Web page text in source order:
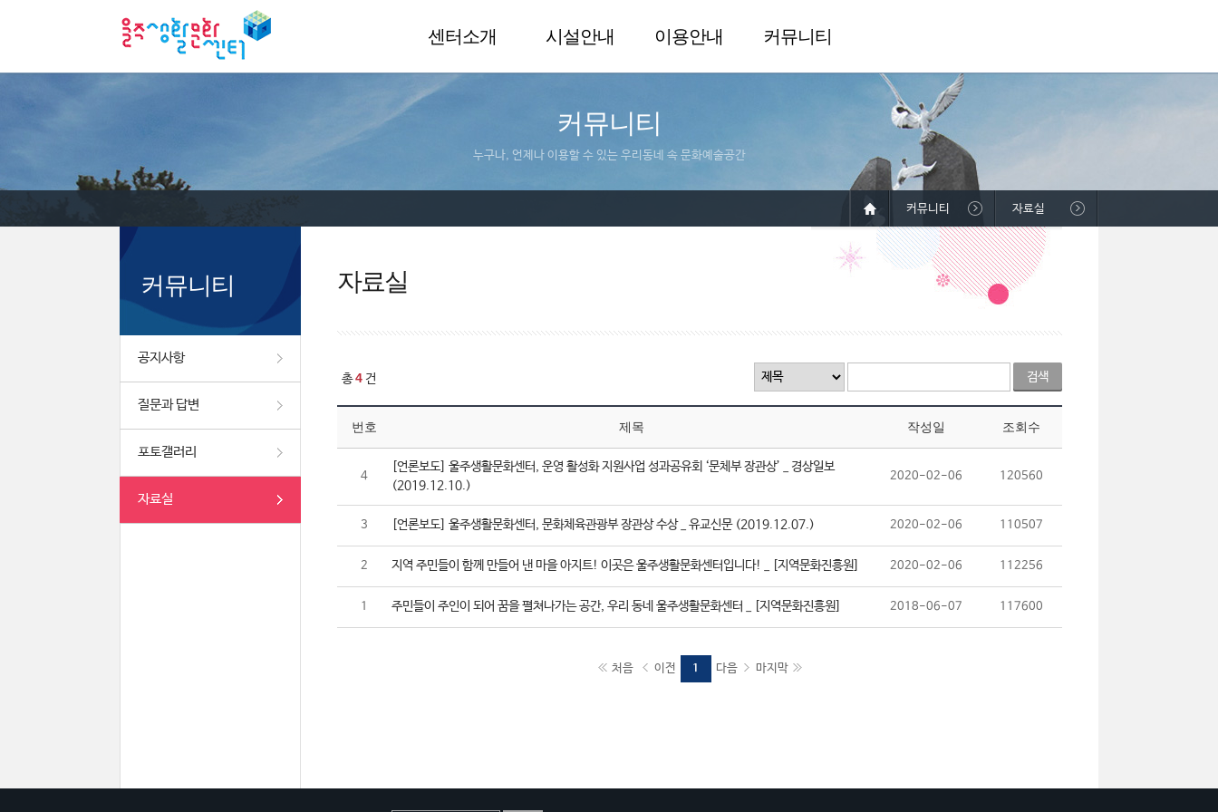
센터소개 시설안내 이용안내 커뮤니티
커뮤니티
누구나, 언제나 이용할 수 있는 우리동네 속 문화예술공간
커뮤니티
공지사항
질문과 답변
포토갤러리
자료실
커뮤니티 자료실
자료실
총4 건
번호 제목 작성일 조회수
4
[언론보도] 울주생활문화센터, 운영 활성화 지원사업 성과공유회 ‘문체부 장관상’ _ 경상일보
(2019.12.10.)
2020-02-06 120560
3 [언론보도] 울주생활문화센터, 문화체육관광부 장관상 수상 _ 유교신문 (2019.12.07.) 2020-02-06 110507
2 지역 주민들이 함께 만들어 낸 마을 아지트! 이곳은 울주생활문화센터입니다! _ [지역문화진흥원] 2020-02-06 112256
1 주민들이 주인이 되어 꿈을 펼쳐나가는 공간, 우리 동네 울주생활문화센터 _ [지역문화진흥원] 2018-06-07 117600
처음 이전 1 다음 마지막